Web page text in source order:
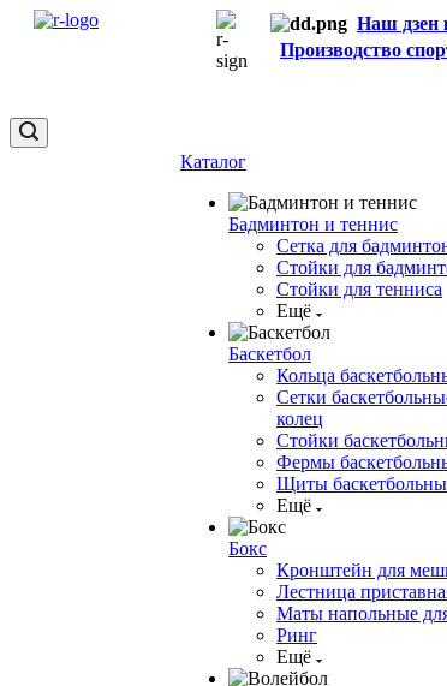
Наш дзен
Производство
Каталог
Бадминтон и теннис
Сетка для
Стойки для
Стойки для тенниса
Ещё
Баскетбол
Кольца
Сетки
колец
Стойки
Фермы
Щиты
Ещё
Бокс
Кронштейн для
Лестница
Маты напольные
Ринг
Ещё